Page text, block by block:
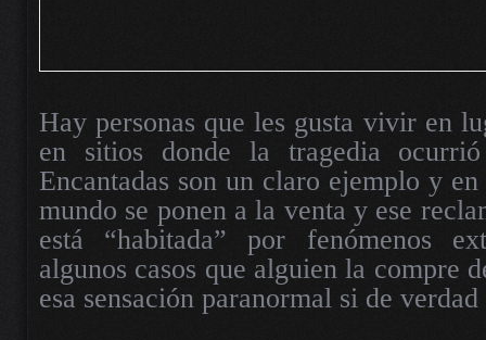
Hay personas que les gusta vivir en
en sitios donde la tragedia
Encantadas son un claro ejemplo y
mundo se ponen a la venta y ese
está “habitada” por fenómenos
algunos casos que alguien la compre
esa sensación paranormal si de